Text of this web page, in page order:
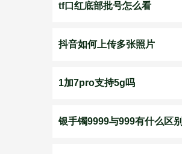
tf口红底部批号怎么看
抖音如何上传多张照片
1加7pro支持5g吗
银手镯9999与999有什么区别